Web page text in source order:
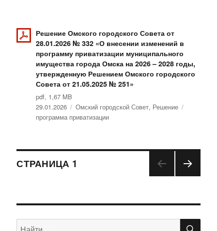
Решение Омского городского Совета от
28.01.2026 № 332 «О внесении изменений в
программу приватизации муниципального
имущества города Омска на 2026 – 2028 годы,
утвержденную Решением Омского городского
Совета от 21.05.2025 № 251»
pdf, 1,67 MB
Опубликовано
29.01.2026 Рубрики
Омский городской Совет, Решение
программа приватизации
Навигация
записям
СТРАНИЦА 1
СТРА
НИЦ
Искать: